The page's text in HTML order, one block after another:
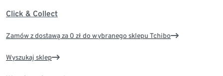
Click & Collect
Zamów z dostawą za 0 zł do wybranego sklepu Tchibo
Wyszukaj sklep